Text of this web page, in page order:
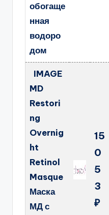
обогаще
нная
водоро
дом
IMAGE
MD
Restori
ng
Overnig
ht
Retinol
Masque
Маска
МД с
15
0
5
3
₽